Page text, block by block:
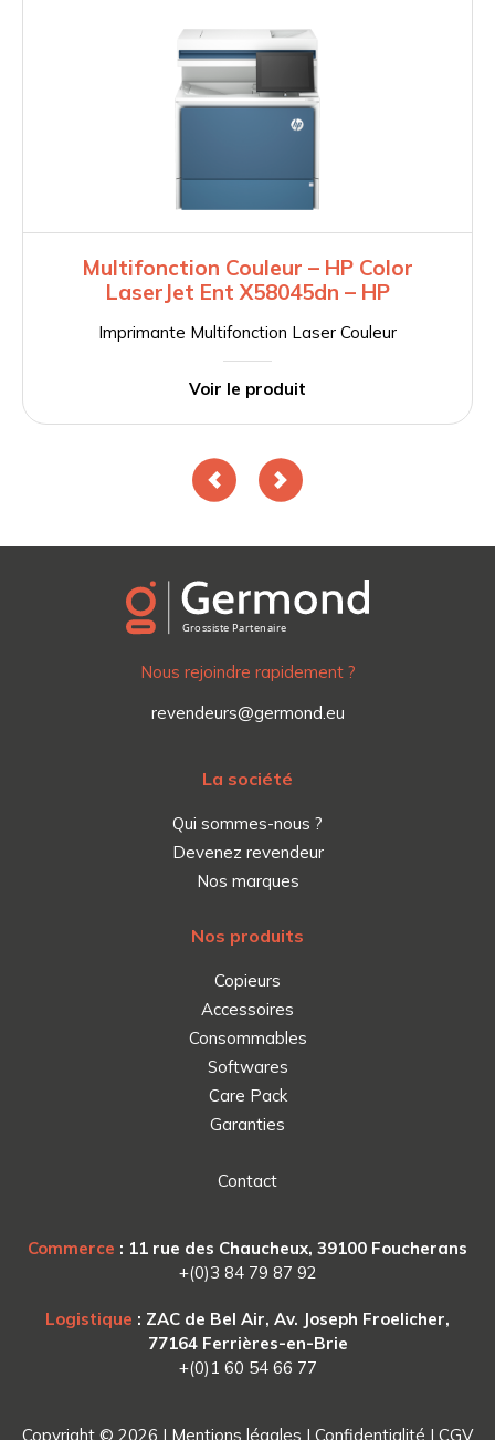
Multifonction Couleur – HP Color
LaserJet Ent X58045dn – HP
Imprimante Multifonction Laser Couleur
Voir le produit
Nous rejoindre rapidement ?
revendeurs@germond.eu
La société
Qui sommes-nous ?
Devenez revendeur
Nos marques
Nos produits
Copieurs
Accessoires
Consommables
Softwares
Care Pack
Garanties
Contact
Commerce : 11 rue des Chaucheux, 39100 Foucherans
+(0)3 84 79 87 92
Logistique : ZAC de Bel Air, Av. Joseph Froelicher,
77164 Ferrières-en-Brie
+(0)1 60 54 66 77
Copyright © 2026 | Mentions légales | Confidentialité | CGV